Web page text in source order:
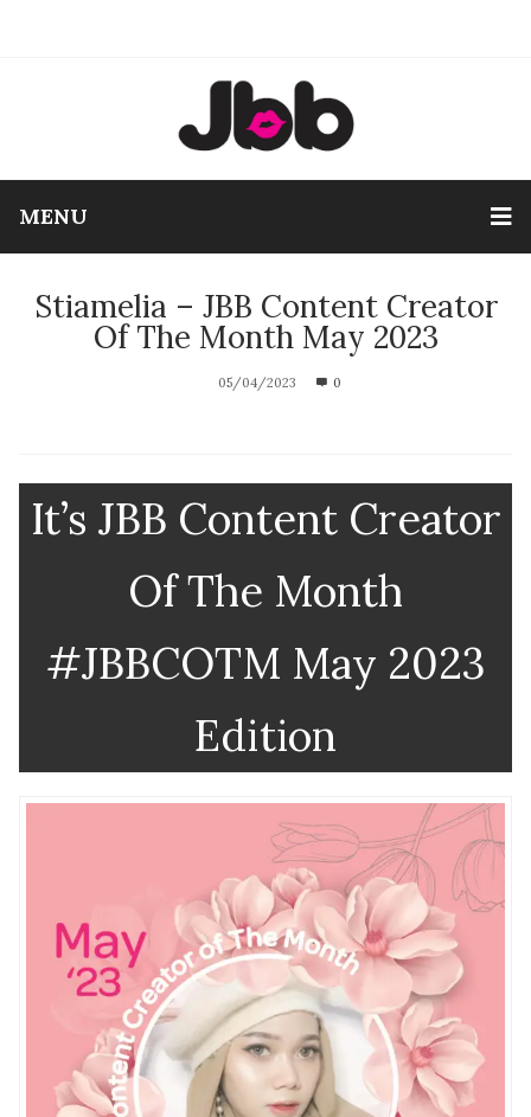
MENU
Stiamelia – JBB Content Creator
Of The Month May 2023
05/04/2023 0
It’s JBB Content Creator
Of The Month
#JBBCOTM May 2023
Edition